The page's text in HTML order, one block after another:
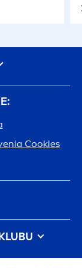
Cookies
starostlivosť.
mať